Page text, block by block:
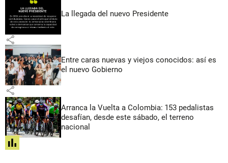
La llegada del nuevo Presidente
share
Entre caras nuevas y viejos conocidos: así es
el nuevo Gobierno
share
Arranca la Vuelta a Colombia: 153 pedalistas
desafían, desde este sábado, el terreno
nacional
share